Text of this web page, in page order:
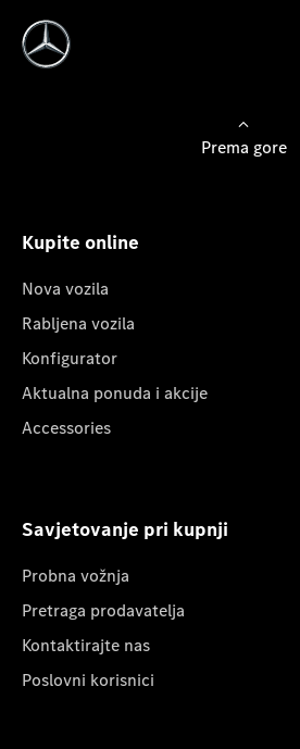
Prema gore
Kupite online
Nova vozila
Rabljena vozila
Konfigurator
Aktualna ponuda i akcije
Accessories
Savjetovanje pri kupnji
Probna vožnja
Pretraga prodavatelja
Kontaktirajte nas
Poslovni korisnici